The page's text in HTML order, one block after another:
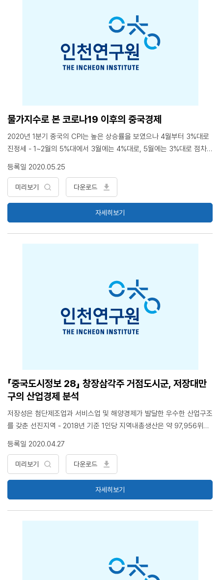
완 문제에서 중국 공산당 정책의 연속성과 일관성을 유지하기 위한 강경
책임. 중국 공산당의 ‘중화민족의 위대한 목표’인 ‘조국의 완전한 통일과
중화민족의 위대한 부흥‘이란 미·중 경쟁구도에서 중국의 국내외정치의
목적임. 즉, 중국 공산당 정부의 국내목표는 ’샤오캉사회‘를 완성하며 사
회주의 국가 건설에 힘써 완전한 통일을 이루면서, 대외적으로 세계에 우
황인데, 이 시기 중국 지도부는 인민의 비판대상이 될 수 있기에 중국 공
산당은 전통적 국내정치에 기반을 두며 대외문제를 해결하려 함. 이에 인
는 코로나19관련 국내문제 해결에 역점을 두고, 국내 경기 부양과 홍콩
문제도 포함된 국내 사회안정에 역점을 두고 있음. 경제 성장률은 제시하
지 않음. <목 차> 1. 중국인이 보는 중국 공산당과 정치 2. 외국인이 보는
중국과 공산당 정부 3. 시진핑의 중국 국내정치와 대외관계 4. 향후 중국
과 국제사회
물가지수로 본 코로나19 이후의 중국경제
2020년 1분기 중국의 CPI는 높은 상승률을 보였으나 4월부터 3%대로
진정세 - 1~2월의 5%대에서 3월에는 4%대로, 5월에는 3%대로 점차
있는 것과 달리 PPI는 하락세 심화 - 1월의 0.1%를 고점으로 2월에는 –
0.4%, 3월에는 –1.5%, 4월에는 –3.1%로 3개월 연속 하락세 2월부터 P
PI 상승률이 마이너스를 띠면서 갈수록 악화한 것은 코로나19 사태와 국
제유가 하락이라는 두 가지 요인이 함께 작용한 결과 CPI는 2분기부터
안정될 전망이며, 연간 중국 정부가 목표로 하는 3%를 달성할 수 있을
중국 정부는 경기 부양, 고용 안정, 물가 안정 등을 목표로 적극적인 재정
정책을 펼칠 전망 <목 차> 1. 중국의 CPI 동향과 원인 2. 중국의 PPI 동
등록일 2020.05.25
미리보기 다운로드
자세히보기
「중국도시정보 28」 창장삼각주 거점도시군, 저장대만
구의 산업경제 분석
저장성은 첨단제조업과 서비스업 및 해양경제가 발달한 우수한 산업구조
를 갖춘 선진지역 - 2018년 기준 1인당 지역내총생산은 약 97,956위안,
요충지 저장성대만구 발전계획에 따르면 일명 일환일대일통도(一环一
带一通道)라는 청사진 아래 경제권, 산업발전벨트와 교통인프라 구축을
추진 중 - 항저우와 닝보를 중심으로 사오싱과 후저우를 경제발전 거점
지로 조성 우리나라는 항저우의 디지털경제, 닝보-저우산의 해양경제에
대한 벤치마킹을 통해 경쟁과 전략적 협력을 모색 <목 차> 1. 저장성의
등록일 2020.04.27
미리보기 다운로드
자세히보기